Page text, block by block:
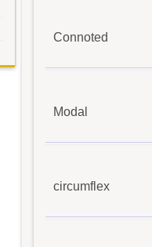
Connoted
Modal
circumflex